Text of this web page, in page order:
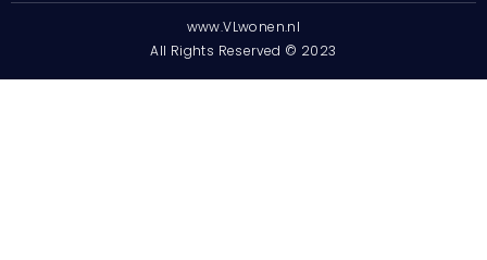
www.VLwonen.nl
All Rights Reserved © 2023